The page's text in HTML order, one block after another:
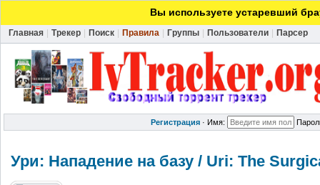
Вы используете устаревший
Главная Трекер Поиск Правила Группы Пользователи Парсер
Регистрация · Имя:
Ури: Нападение на базу / Uri: The